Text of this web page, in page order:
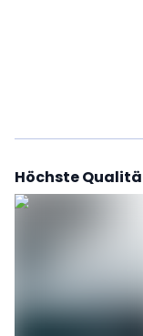
Höchste